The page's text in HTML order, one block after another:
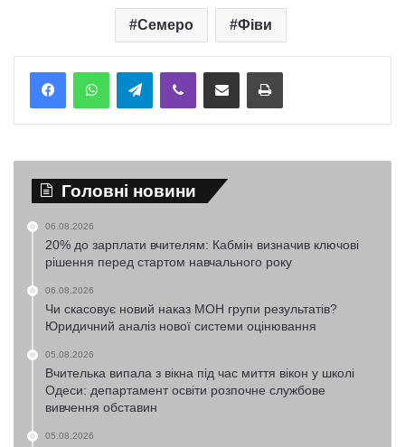
Семеро Фіви
TelegramViber Надіслати електронною поштоюНадрукувати
Головні новини
06.08.2026
20% до зарплати вчителям: Кабмін визначив ключові
рішення перед стартом навчального року
06.08.2026
Чи скасовує новий наказ МОН групи результатів?
Юридичний аналіз нової системи оцінювання
05.08.2026
Вчителька випала з вікна під час миття вікон у школі
Одеси: департамент освіти розпочне службове
вивчення обставин
05.08.2026